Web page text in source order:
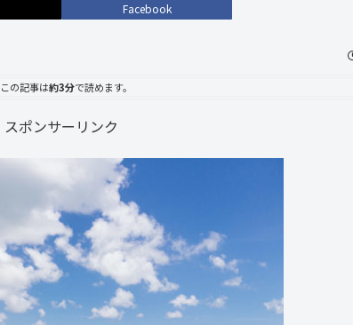
Facebook
この記事は約3分で読めます。
スポンサーリンク